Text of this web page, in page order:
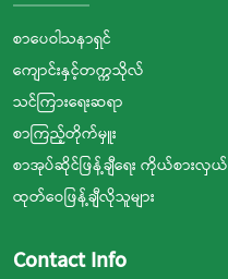
စာပေဝါသနာရှင်
ကျောင်းနှင့်တက္ကသိုလ်
သင်ကြားရေးဆရာ
စာကြည့်တိုက်မှူး
စာအုပ်ဆိုင်ဖြန့်ချီရေး ကိုယ်စားလှယ်
ထုတ်ဝေဖြန့်ချီလိုသူများ
Contact Info